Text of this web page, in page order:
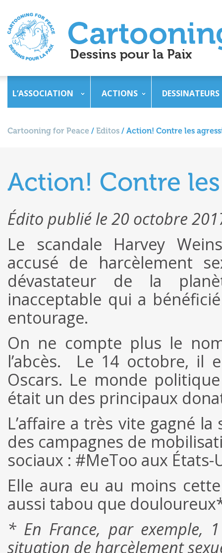
L’ASSOCIATION ACTIONS DESSINATEURS
Cartooning for Peace / Editos / Action! Contre les
Action! Contre
Édito publié le 20 octobre
Le scandale Harvey
accusé de harcèlement
dévastateur de la
inacceptable qui a
entourage.
On ne compte plus le
l’abcès. Le 14 octobre, il
Oscars. Le monde
était un des principaux
L’affaire a très vite gagné
des campagnes de
sociaux : #MeToo aux
Elle aura eu au moins
aussi tabou que
* En France, par exemple,
situation de harcèlement